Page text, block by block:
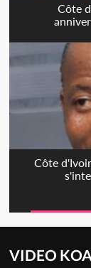
Côte
Côte
VIDEO